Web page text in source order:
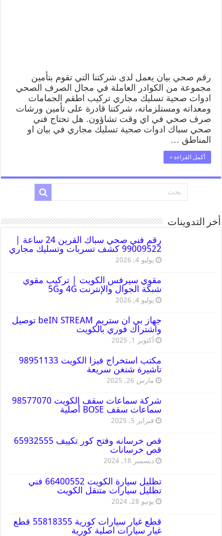
رقم صحي بيان يعمل لدى شركتنا التي تقوم بتأمين
مجموعة من الكوادر العاملة في مجال الصرف الصحي
ادوات صحية تسليك مجاري تركيب اطقم الجمامات
ومعداته ومستلزماته، شركتنا قادرة على تأمين ورشات
صرف صحي في اي وقت تشاؤون. هل تحتاج فني
صحي سباك ادوات صحية تسليك مجاري في بيان او
المناطق …
أكمل القراءة »
أخر التدوينات
رقم فني صحي سباك القرين 24 ساعة |
99009522 كشف تسربات وتسليك مجاري
يوليو 4, 2026
مقوي سيرفس الكويت | تركيب مقوي
شبكة الجوال والإنترنت 4G و5G
يوليو 4, 2026
جهاز بي ان ستريم beIN STREAM توصيل
واشتراك فوري بالكويت
أكتوبر 1, 2025
مكتب استخراج فيزا الكويت 98951133
تاشيرة شنغن سريعة
مارس 26, 2025
شركة سماعات سقف الكويت 98577070
سماعات سقف BOSE أصلية
فبراير 5, 2025
قص خرسانه وفتح كور تكييف 65932555
قص خرسانات
ديسمبر 18, 2024
تظليل سيارة الكويت 66400552 فني
تظليل سيارات متنقل الكويت
يونيو 28, 2024
قطع غيار سيارات كورية 55818355 قطع
غيار سيارات اصلية كورية